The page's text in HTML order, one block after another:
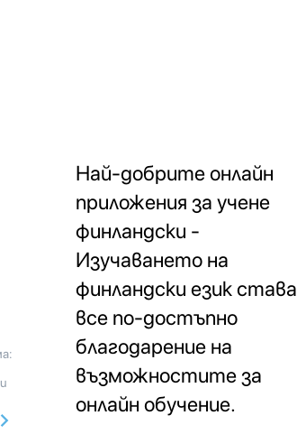
Най-добрите онлайн
приложения за учене
финландски -
Изучаването на
финландски език става
все по-достъпно
благодарение на
възможностите за
онлайн обучение.